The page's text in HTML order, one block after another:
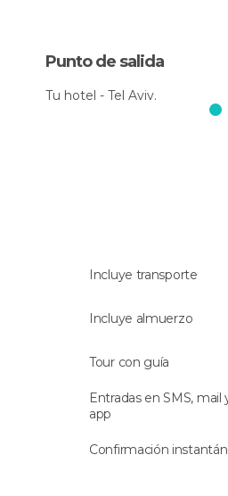
panorámico por Áqaba
Aviv. Finalmente la
hoteles de la lista para que te
Idioma
Esta actividad se realiza con
Punto de salida
Tu hotel - Tel Aviv.
Incluye transporte
Incluye almuerzo
Tour con guía
Entradas en SMS, mail
app
Confirmación